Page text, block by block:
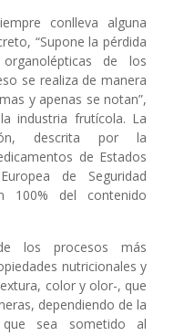
conlleva alguna
“Supone la pérdida
de los
se realiza de manera
y apenas se notan”,
industria frutícola. La
descrita por la
de Estados
de Seguridad
100% del contenido
los procesos más
nutricionales y
color y olor-, que
dependiendo de la
sea sometido al